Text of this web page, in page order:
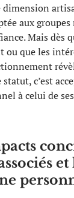
dimension
aux
Mais dès
ou que les
c’est
à celui de